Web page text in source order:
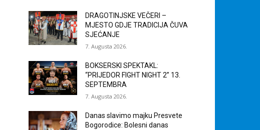
DRAGOTINJSKE VEČERI –
MJESTO GDJE TRADICIJA ČUVA
SJEĆANJE
7. Augusta 2026.
BOKSERSKI SPEKTAKL:
“PRIJEDOR FIGHT NIGHT 2” 13.
SEPTEMBRA
7. Augusta 2026.
Danas slavimo majku Presvete
Bogorodice: Bolesni danas